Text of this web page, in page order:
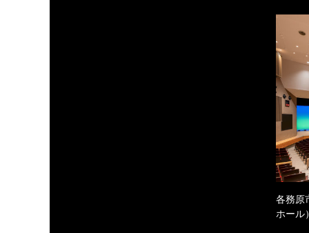
各務原
ホール